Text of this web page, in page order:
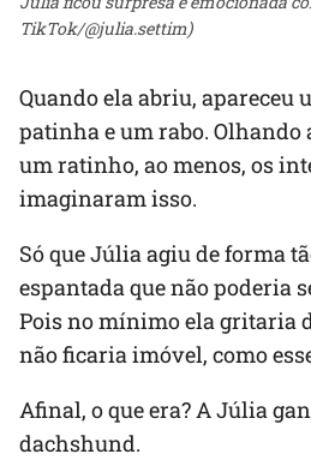
TikTok/@julia.settim)
Quando ela abriu, apareceu
patinha e um rabo. Olhando
um ratinho, ao menos, os
imaginaram isso.
Só que Júlia agiu de forma
espantada que não poderia
Pois no mínimo ela gritaria
não ficaria imóvel, como
Afinal, o que era? A Júlia
dachshund.